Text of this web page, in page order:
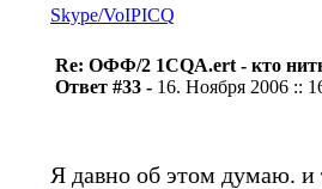
Skype/VoIPICQ
Re: ОФФ/2 1CQA.ert - кто
Ответ #33 - 16. Ноября 2006 ::
Я давно об этом думаю. и